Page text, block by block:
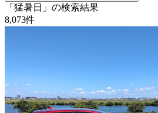
「猛暑日」の検索結果
8,073件